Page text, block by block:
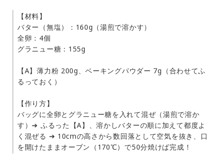
【材料】
バター（無塩）：160g（湯煎で溶かす）
全卵：4個
グラニュー糖：155g
【A】薄力粉 200g、ベーキングパウダー 7g（合わせてふ
るっておく）
【作り方】
バッグに全卵とグラニュー糖を入れて混ぜ（湯煎で溶か
す）➔ ふるった【A】、溶かしバターの順に加えて都度よ
く混ぜる ➔ 10cmの高さから数回落として空気を抜き、口
を開けたままオーブン（170℃）で50分焼けば完成！